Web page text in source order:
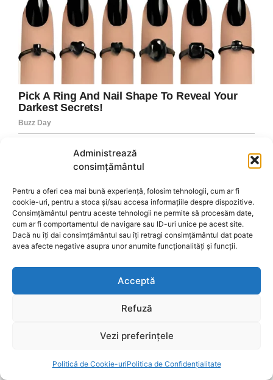
Administrează
consimțământul
Pentru a oferi cea mai bună experiență, folosim tehnologii, cum ar fi
cookie-uri, pentru a stoca și/sau accesa informațiile despre dispozitive.
Consimțământul pentru aceste tehnologii ne permite să procesăm date,
cum ar fi comportamentul de navigare sau ID-uri unice pe acest site.
Dacă nu îți dai consimțământul sau îți retragi consimțământul dat poate
avea afecte negative asupra unor anumite funcționalități și funcții.
Acceptă
Refuză
Vezi preferințele
Politică de Cookie-uriPolitica de Confidențialitate